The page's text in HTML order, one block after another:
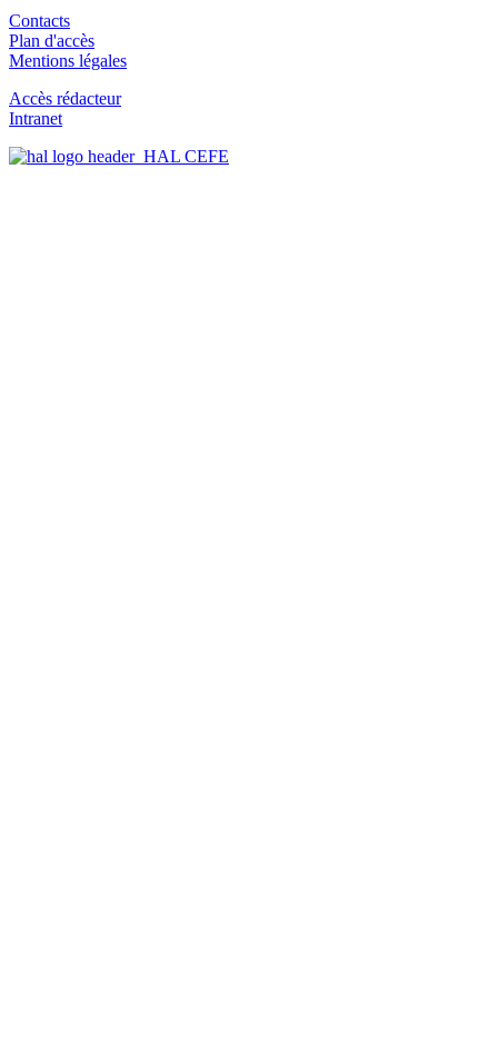
Contacts
Plan d'accès
Mentions légales
Accès rédacteur
Intranet
HAL CEFE